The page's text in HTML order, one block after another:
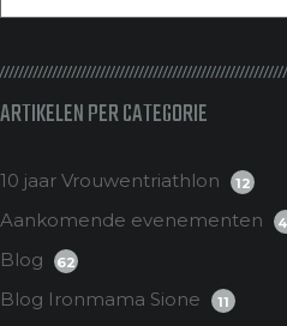
ARTIKELEN PER CATEGORIE
10 jaar Vrouwentriathlon 12
Aankomende evenementen
Blog 62
Blog Ironmama Sione 11